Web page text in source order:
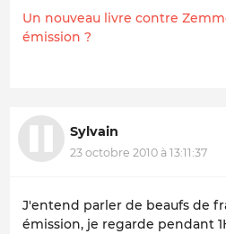
Un nouveau livre contre
émission ?
Sylvain
23 octobre 2010 à 13:11:37
J'entend parler de beaufs de
émission, je regarde pendant